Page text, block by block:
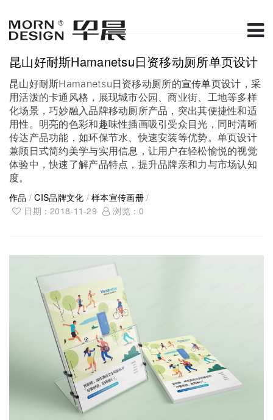
昆山好耐斯Hamanetsu日资移动厕所单页设计
昆山好耐斯Hamanetsu日资移动厕所的宣传单页设计 ，采
用活泼的卡通风格，展现城市公园、商业街、工地等多样
化场景，巧妙融入品牌移动厕所产品，突出其便捷性和适
用性。明亮的色彩和趣味性插画吸引受众目光，同时清晰
传达产品功能，如环保节水、快速安装等优势。单页设计
兼顾日式简约美学与实用信息，让用户在轻松愉悦的视觉
体验中，快速了解产品特点，提升品牌亲和力与市场认知
度。
作品 /CIS品牌文化 /样本宣传画册/
日期：2018-11-29
浏览：0